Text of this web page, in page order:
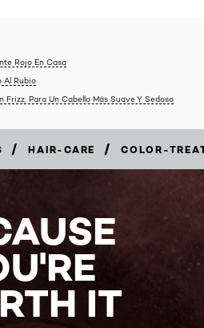
Rojo En Casa
Al Rubio
Frizz, Para Un Cabello Más Suave Y Sedoso
/ HAIR-CARE / COLOR-
IT